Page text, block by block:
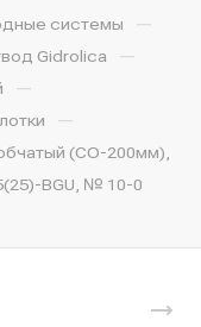
системы —
Gidrolica —
—
—
(СО-200мм),
BGU, № 10-0